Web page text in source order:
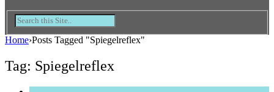
Home›Posts Tagged "Spiegelreflex"
Tag: Spiegelreflex